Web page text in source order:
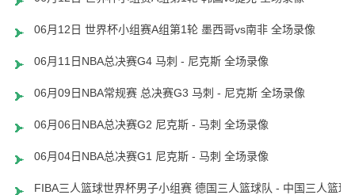
06月12日 世界杯小组赛A组第1轮 墨西哥vs南非 全场录像
06月11日NBA总决赛G4 马刺 - 尼克斯 全场录像
06月09日NBA常规赛 总决赛G3 马刺 - 尼克斯 全场录像
06月06日NBA总决赛G2 尼克斯 - 马刺 全场录像
06月04日NBA总决赛G1 尼克斯 - 马刺 全场录像
FIBA三人篮球世界杯男子小组赛 德国三人篮球队 - 中国三人篮球